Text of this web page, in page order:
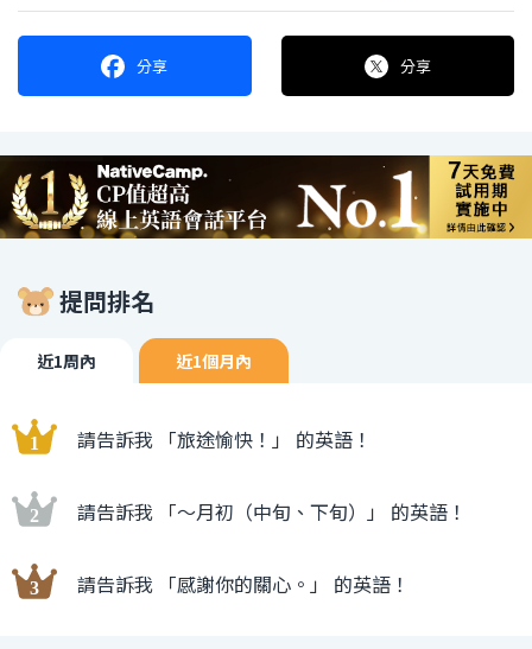
分享 分享
提問排名
近1周內 近1個月內
請告訴我 「旅途愉快！」 的英語！
請告訴我 「〜月初（中旬、下旬）」 的英語！
請告訴我 「感謝你的關心。」 的英語！